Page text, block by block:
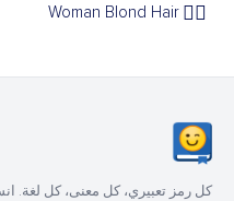
👱‍♀️
Woman Blond Hair